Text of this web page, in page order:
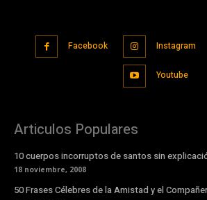
Facebook Instagram
Youtube
Articulos Populares
10 cuerpos incorruptos de santos sin
18 noviembre, 2008
50 Frases Célebres de la Amistad y el